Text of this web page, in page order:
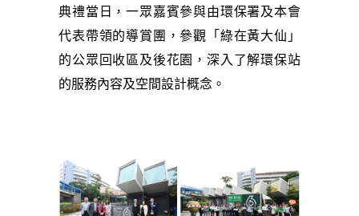
典禮當日，一眾嘉賓參與由環保署及本會
代表帶領的導賞團，參觀「綠在黃大仙」
的公眾回收區及後花園，深入了解環保站
的服務內容及空間設計概念。